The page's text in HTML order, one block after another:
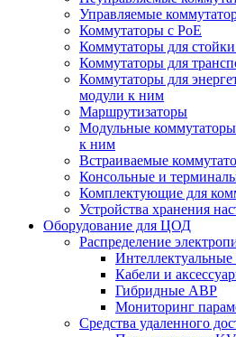
Управляемые
Коммутаторы с PoE
Коммутаторы для
Коммутаторы для
Коммутаторы для
модули к ним
Маршрутизаторы
Модульные
к ним
Встраиваемые
Консольные и
Комплектующие для
Устройства хранения
Оборудование для ЦОД
Распределение
Кабели и
Гибридные АВР
Мониторинг
Средства удаленного